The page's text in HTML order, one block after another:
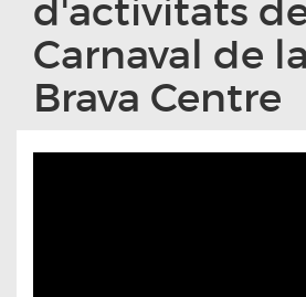
d'activitats
Carnaval de
Brava Centre